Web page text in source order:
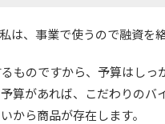
は、事業で使うので融資を
ものですから、予算はし
算があれば、こだわりの
から商品が存在します。